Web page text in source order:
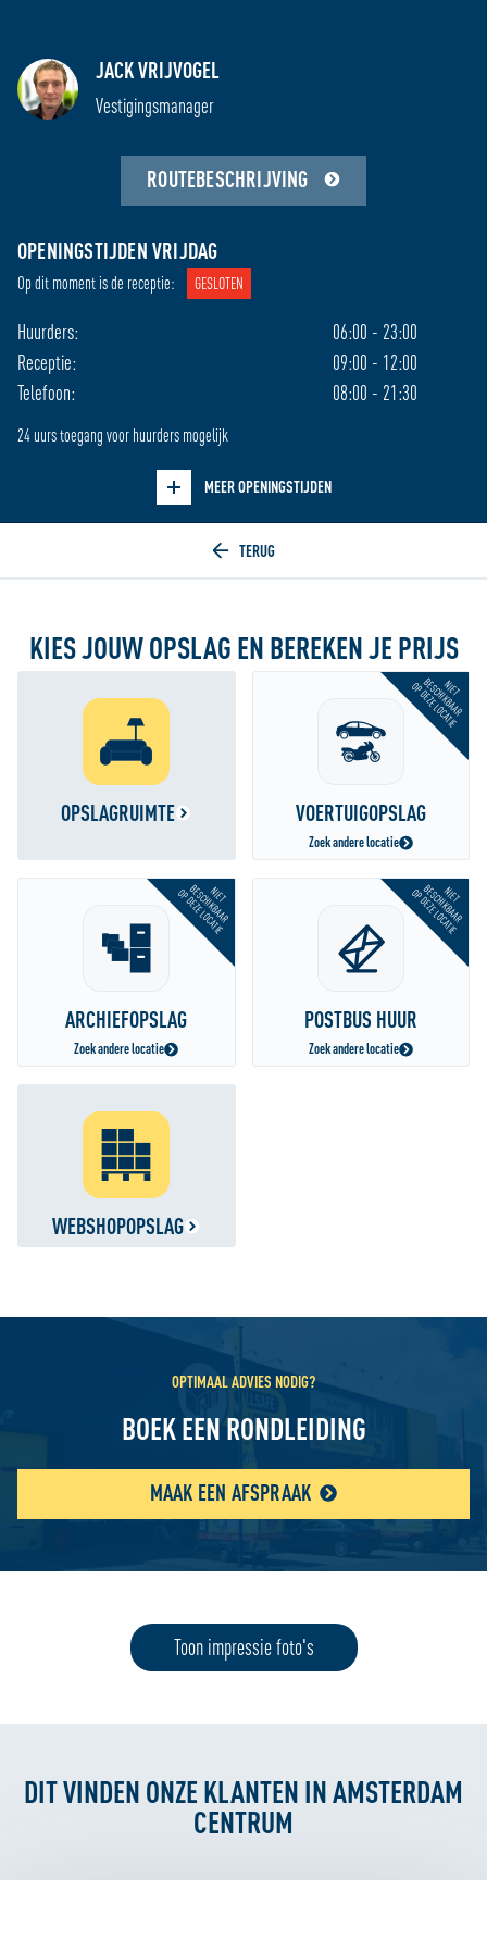
JACK VRIJVOGEL
Vestigingsmanager
ROUTEBESCHRIJVING
OPENINGSTIJDEN VRIJDAG
Op dit moment is de receptie: GESLOTEN
Huurders:
06:00 - 23:00
Receptie:
09:00 - 12:00
Telefoon:
08:00 - 21:30
24 uurs toegang voor huurders mogelijk
MEER OPENINGSTIJDEN
OPENINGSTIJDEN HUURDERS: 06:00 – 23:00 /
24 UURS TOEGANG MOGELIJK
TELEFONIE
Zo
Gesloten
11:00 - 17:30
Ma
Gesloten
08:00 - 21:30
Di
Wo
Do
Home
KIES JOUW OPSLAG EN BEREKEN JE PRIJS
OPSLAGRUIMTE
NIET
BESCHIKBAAR
OP DEZE LOCATIE
VOERTUIGOPSLAG
Zoek andere locatie
NIET
BESCHIKBAAR
OP DEZE LOCATIE
ARCHIEFOPSLAG
Zoek andere locatie
NIET
BESCHIKBAAR
OP DEZE LOCATIE
POSTBUS HUUR
Zoek andere locatie
WEBSHOPOPSLAG
OPTIMAAL ADVIES NODIG?
BOEK EEN RONDLEIDING
MAAK EEN AFSPRAAK
Toon impressie foto's
DIT VINDEN ONZE KLANTEN IN AMSTERDAM
CENTRUM